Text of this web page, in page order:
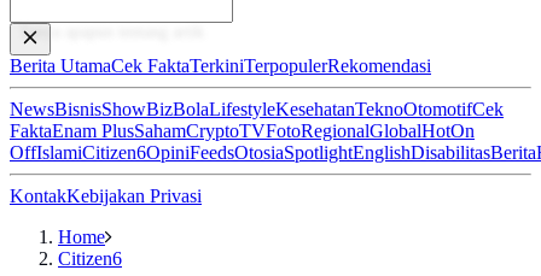
Baca
Berita UtamaCek FaktaTerkiniTerpopulerRekomendasi
NewsBisnisShowBizBolaLifestyleKesehatanTeknoOtomotifCek
FaktaEnam PlusSahamCryptoTVFotoRegionalGlobalHotOn
OffIslamiCitizen6OpiniFeedsOtosiaSpotlightEnglishDisabilitasBerita
KontakKebijakan Privasi
Home
Citizen6